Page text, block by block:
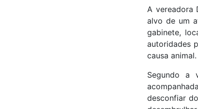
A vereadora
alvo de um
gabinete,
autoridades
causa animal.
Segundo a
desconfiar